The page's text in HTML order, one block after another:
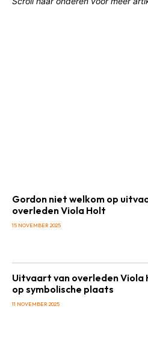
Gordon niet welkom op
overleden Viola Holt
15 NOVEMBER 2025
Uitvaart van overleden Viola
op symbolische plaats
11 NOVEMBER 2025